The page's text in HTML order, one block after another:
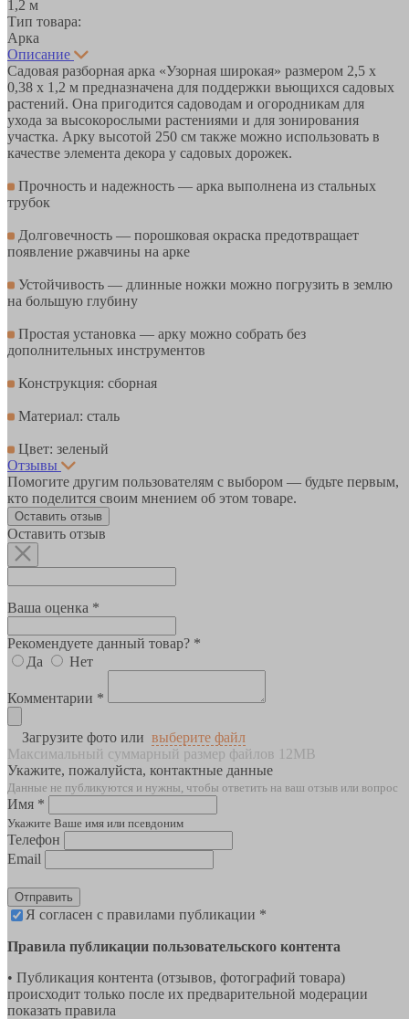
1,2 м
Тип товара:
Арка
Описание
Садовая разборная арка «Узорная широкая» размером 2,5 х
0,38 х 1,2 м предназначена для поддержки вьющихся садовых
растений. Она пригодится садоводам и огородникам для
ухода за высокорослыми растениями и для зонирования
участка. Арку высотой 250 см также можно использовать в
качестве элемента декора у садовых дорожек.
Прочность и надежность — арка выполнена из стальных
трубок
Долговечность — порошковая окраска предотвращает
появление ржавчины на арке
Устойчивость — длинные ножки можно погрузить в землю
на большую глубину
Простая установка — арку можно собрать без
дополнительных инструментов
Конструкция: сборная
Материал: сталь
Цвет: зеленый
Отзывы
Помогите другим пользователям с выбором — будьте первым,
кто поделится своим мнением об этом товаре.
Оставить отзыв
Оставить отзыв
Ваша оценка *
Рекомендуете данный товар? *
Да
Нет
Комментарии *
Загрузите фото или выберите файл
Максимальный суммарный размер файлов 12MB
Укажите, пожалуйста, контактные данные
Данные не публикуются и нужны, чтобы ответить на ваш отзыв или вопрос
Имя *
Укажите Ваше имя или псевдоним
Телефон
Email
Отправить
Я согласен с правилами публикации *
Правила публикации пользовательского контента
• Публикация контента (отзывов, фотографий товара)
происходит только после их предварительной модерации
показать правила